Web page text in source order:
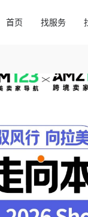
首页 找服务